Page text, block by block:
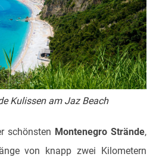
Kulissen am Jaz Beach
schönsten Montenegro Strände,
von knapp zwei Kilometern